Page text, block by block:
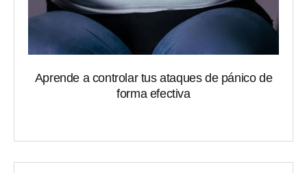
Aprende a controlar tus ataques de pánico de
forma efectiva